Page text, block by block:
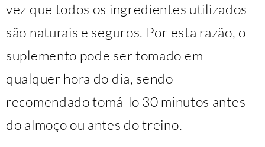
vez que todos os ingredientes utilizados
são naturais e seguros. Por esta razão, o
suplemento pode ser tomado em
qualquer hora do dia, sendo
recomendado tomá-lo 30 minutos antes
do almoço ou antes do treino.